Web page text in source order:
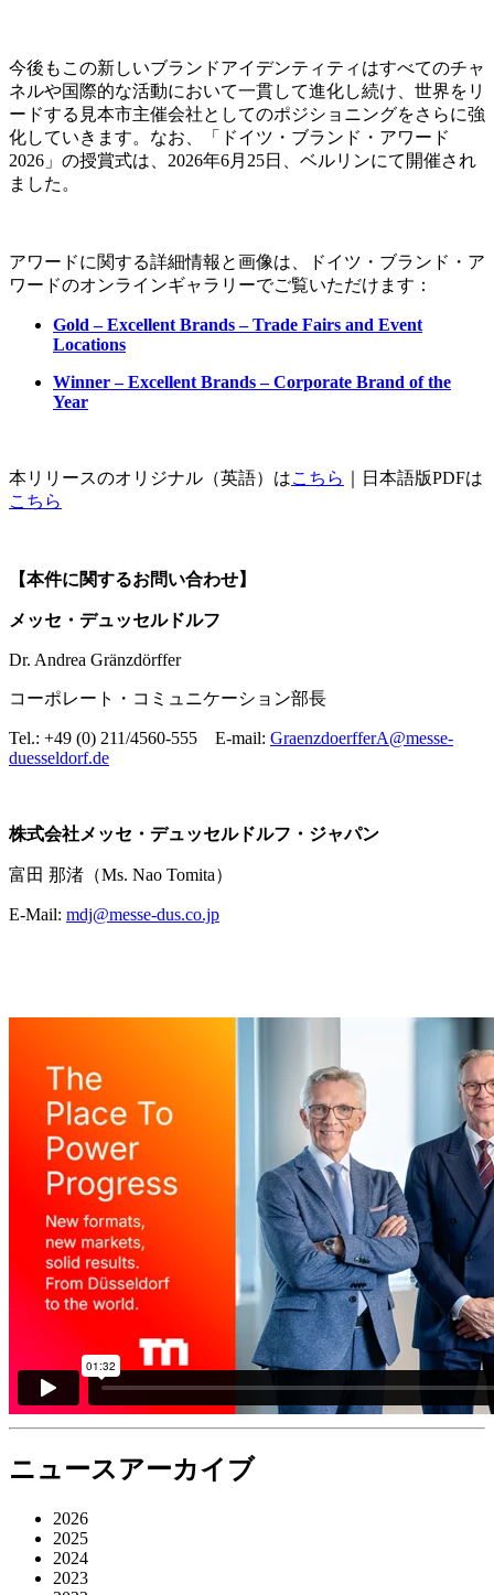
今後もこの新しいブランドアイデンティティはすべてのチャ
ネルや国際的な活動において一貫して進化し続け、世界をリ
ードする見本市主催会社としてのポジショニングをさらに強
化していきます。なお、「ドイツ・ブランド・アワード
2026」の授賞式は、2026年6月25日、ベルリンにて開催され
ました。
アワードに関する詳細情報と画像は、ドイツ・ブランド・ア
ワードのオンラインギャラリーでご覧いただけます：
Gold – Excellent Brands – Trade Fairs and Event
Locations
Winner – Excellent Brands – Corporate Brand of the
Year
本リリースのオリジナル（英語）はこちら
｜日本語版PDFは
こちら
【本件に関するお問い合わせ】
メッセ・デュッセルドルフ
Dr. Andrea Gränzdörffer
コーポレート・コミュニケーション部長
Tel.: +49 (0) 211/4560-555 E-mail: GraenzdoerfferA@messe-
duesseldorf.de
株式会社メッセ・デュッセルドルフ・ジャパン
富田 那渚（Ms. Nao Tomita）
E-Mail: mdj@messe-dus.co.jp
ニュースアーカイブ
2026
2025
2024
2023